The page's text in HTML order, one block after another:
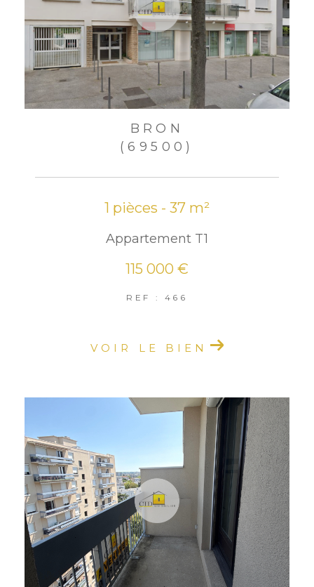
BRON
(69500)
1 pièces - 37 m²
Appartement T1
115 000 €
REF : 466
VOIR LE BIEN